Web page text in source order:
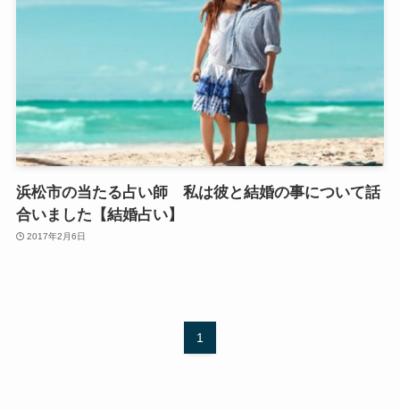
浜松市の当たる占い師 私は彼と結婚の事について話
合いました【結婚占い】
2017年2月6日
1